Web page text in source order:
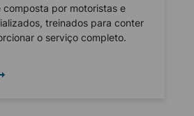
composta por motoristas e
treinados para conter
o serviço completo.